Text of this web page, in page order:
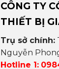
CÔNG TY
THIẾT BỊ
Trụ sở chính:
Nguyễn
Hotline 1: